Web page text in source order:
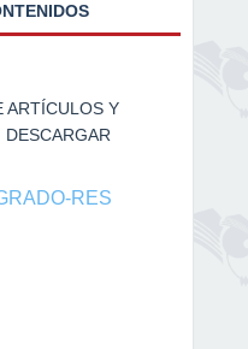
ARTÍCULOS Y
RES